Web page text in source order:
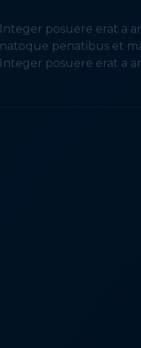
Integer posuere erat a
natoque penatibus et
Integer posuere erat a